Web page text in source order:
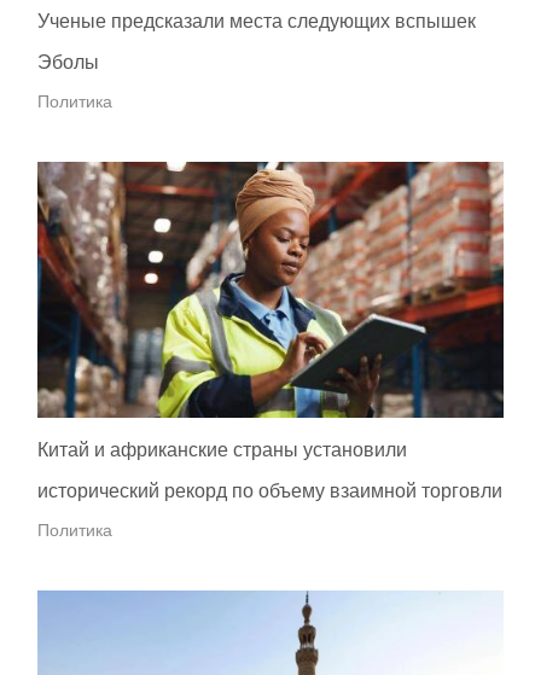
Ученые предсказали места следующих вспышек
Эболы
Политика
Китай и африканские страны установили
исторический рекорд по объему взаимной торговли
Политика